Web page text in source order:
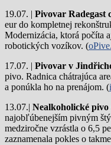
19.07. | Pivovar Radegast
eur do kompletnej
Modernizácia, ktorá počíta
robotických vozíkov. (
17.07. | Pivovar v
pivo. Radnica chátrajúca
a ponúkla ho na prenájom. (
13.07.| Nealkoholické pivo
najobľúbenejším pivným
medziročne vzrástla o 6,5
zaznamenala pokles o